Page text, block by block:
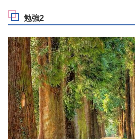
勉強2